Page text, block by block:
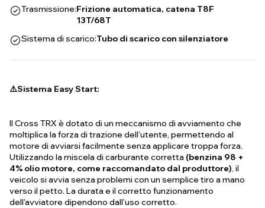
Trasmissione:Frizione automatica, catena T8F
13T/68T
Sistema di scarico:Tubo di scarico con silenziatore
⚠️Sistema Easy Start:
Il Cross TRX è dotato di un meccanismo di avviamento che
moltiplica la forza di trazione dell'utente, permettendo al
motore di avviarsi facilmente senza applicare troppa forza.
Utilizzando la miscela di carburante corretta (benzina 98 +
4% olio motore, come raccomandato dal produttore), il
veicolo si avvia senza problemi con un semplice tiro a mano
verso il petto. La durata e il corretto funzionamento
dell'avviatore dipendono dall'uso corretto.